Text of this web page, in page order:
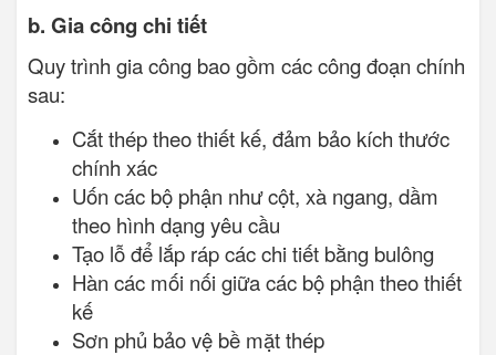
b. Gia công chi tiết
Quy trình gia công bao gồm các công đoạn chính
sau:
Cắt thép theo thiết kế, đảm bảo kích thước
chính xác
Uốn các bộ phận như cột, xà ngang, dầm
theo hình dạng yêu cầu
Tạo lỗ để lắp ráp các chi tiết bằng bulông
Hàn các mối nối giữa các bộ phận theo thiết
kế
Sơn phủ bảo vệ bề mặt thép